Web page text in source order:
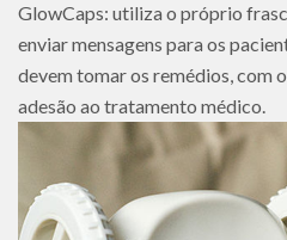
GlowCaps: utiliza o próprio
enviar mensagens para os
devem tomar os remédios, com
adesão ao tratamento médico.